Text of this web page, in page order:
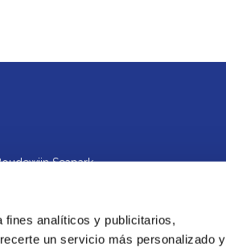
fines analíticos y publicitarios,
un servicio más personalizado y
Seapark
8200 Brugge (Sint-Michiels)